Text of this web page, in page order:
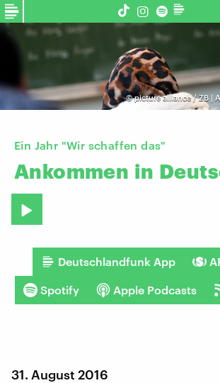
©picture alliance / ZB |
Ein Jahr "Wir schaffen das"
Ankommen in
Deutschlandfunk App
Spotify Apple Podcasts
31. August 2016